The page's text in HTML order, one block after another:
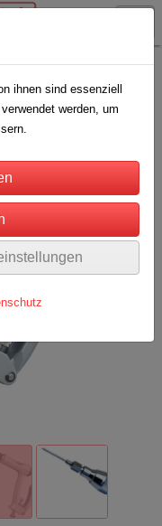
(11)
ihnen sind essenziell
werden, um